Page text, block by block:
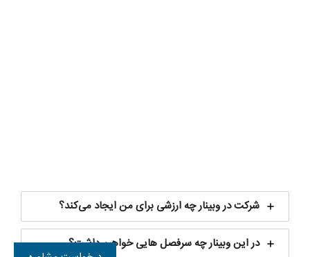
شرکت در وبینار چه ارزشی برای من ایجاد می‌کند؟
در این وبینار چه سرفصل هایی خواهیم داشت؟